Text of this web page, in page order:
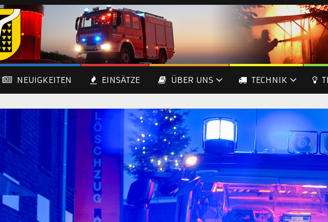
NEUIGKEITEN EINSÄTZE ÜBER UNS TECHNIK